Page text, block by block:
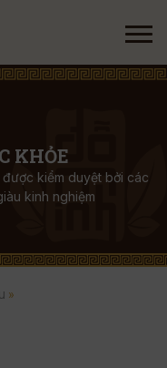
KHỎE
kiểm duyệt bởi các
kinh nghiệm
»